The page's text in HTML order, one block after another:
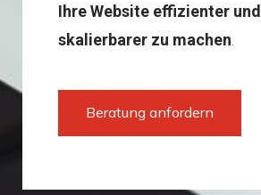
Ihre Website effizienter und
skalierbarer zu machen
Beratung anfordern